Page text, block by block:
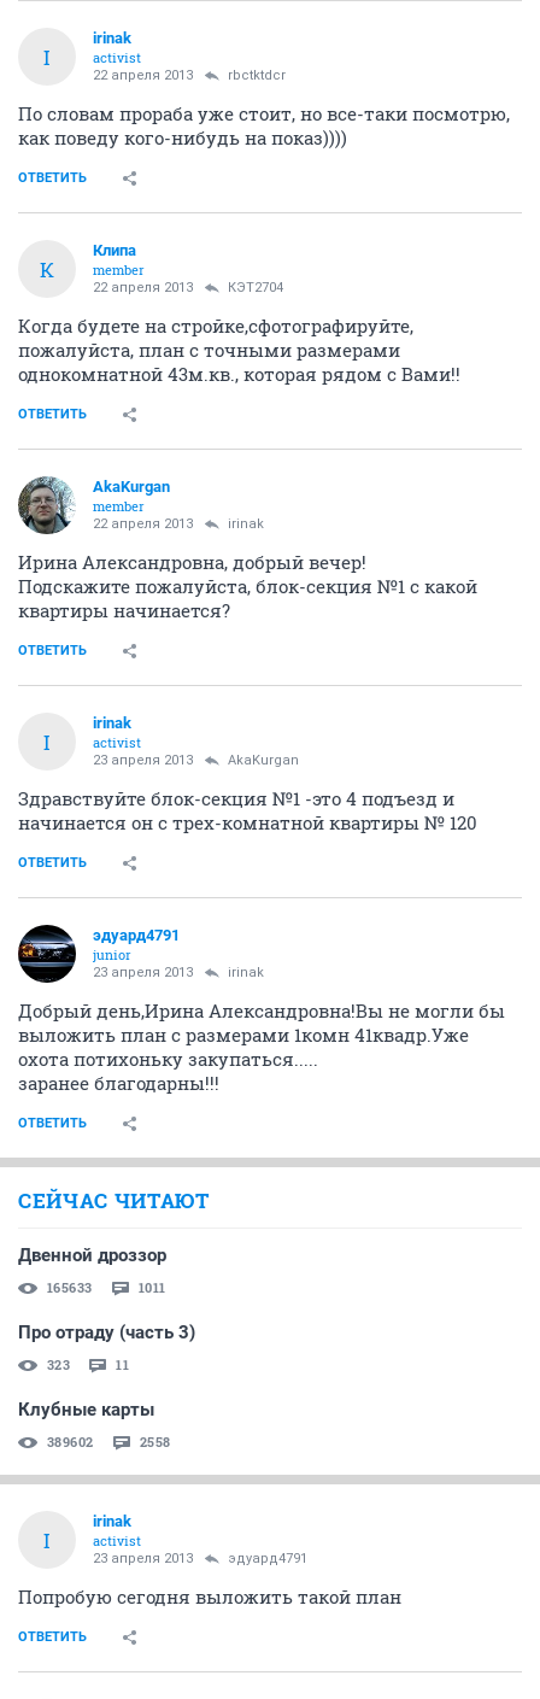
I
irinak
activist
22 апреля 2013 rbctktdcr
По словам прораба уже стоит, но все-таки посмотрю,
как поведу кого-нибудь на показ))))
ОТВЕТИТЬ
К
Клипа
member
22 апреля 2013 КЭТ2704
Когда будете на стройке,сфотографируйте,
пожалуйста, план с точными размерами
однокомнатной 43м.кв., которая рядом с Вами!!
ОТВЕТИТЬ
AkaKurgan
member
22 апреля 2013 irinak
Ирина Александровна, добрый вечер!
Подскажите пожалуйста, блок-секция №1 с какой
квартиры начинается?
ОТВЕТИТЬ
I
irinak
activist
23 апреля 2013 AkaKurgan
Здравствуйте блок-секция №1 -это 4 подъезд и
начинается он с трех-комнатной квартиры № 120
ОТВЕТИТЬ
эдуард4791
junior
23 апреля 2013 irinak
Добрый день,Ирина Александровна!Вы не могли бы
выложить план с размерами 1комн 41квадр.Уже
охота потихоньку закупаться.....
заранее благодарны!!!
ОТВЕТИТЬ
СЕЙЧАС ЧИТАЮТ
Двенной дроззор
165633 1011
Про отраду (часть 3)
323 11
Клубные карты
389602 2558
I
irinak
activist
23 апреля 2013 эдуард4791
Попробую сегодня выложить такой план
ОТВЕТИТЬ